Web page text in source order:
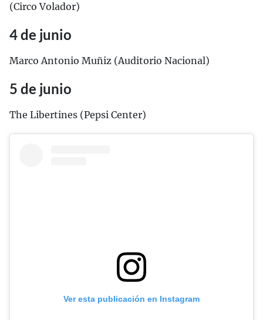
(Circo Volador)
4 de junio
Marco Antonio Muñiz (Auditorio Nacional)
5 de junio
The Libertines (Pepsi Center)
Ver esta publicación en Instagram